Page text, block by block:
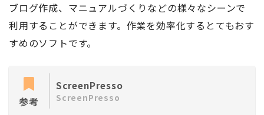
ブログ作成、マニュアルづくりなどの様々なシーンで
利用することができます。作業を効率化するとてもおす
すめのソフトです。
参考
ScreenPresso
ScreenPresso